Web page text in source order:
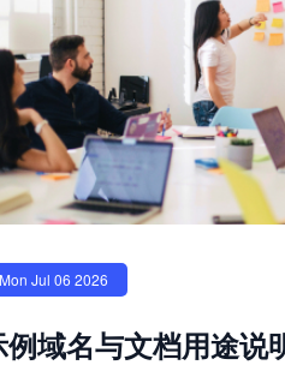
Mon Jul 06 2026
例域名与文档用途说